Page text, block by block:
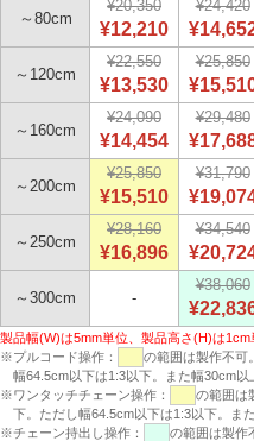
～80cm
¥20,350
¥12,210
¥24,420
～120cm
¥22,550
¥13,530
¥25,850
～160cm
¥24,090
¥14,454
¥29,480
～200cm
¥25,850
¥15,510
¥31,790
～250cm
¥28,160
¥16,896
¥34,540
～300cm -
¥38,060
製品幅(W)は5mm単位、製品高さ(H)は1cm
※プルコード操作：
の範囲は製作不可
幅64.5cm以下は1:3以下。また幅30cm以
※ワンタッチチェーン操作：
の範囲は
下。ただし幅64.5cm以下は1:3以下。ま
※チェーン持出し操作：
の範囲は製作